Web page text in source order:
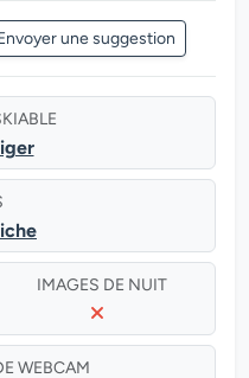
une suggestion
IMAGES DE NUIT
WEBCAM